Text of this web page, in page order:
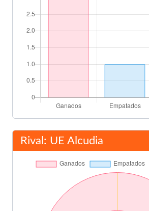
Benavent
Alonso
Final del partido 90'
Rival: UE Alcudia